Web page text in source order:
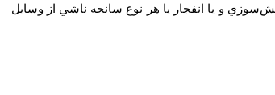
و يا انفجار يا هر نوع سانحه ناشي از وسایل